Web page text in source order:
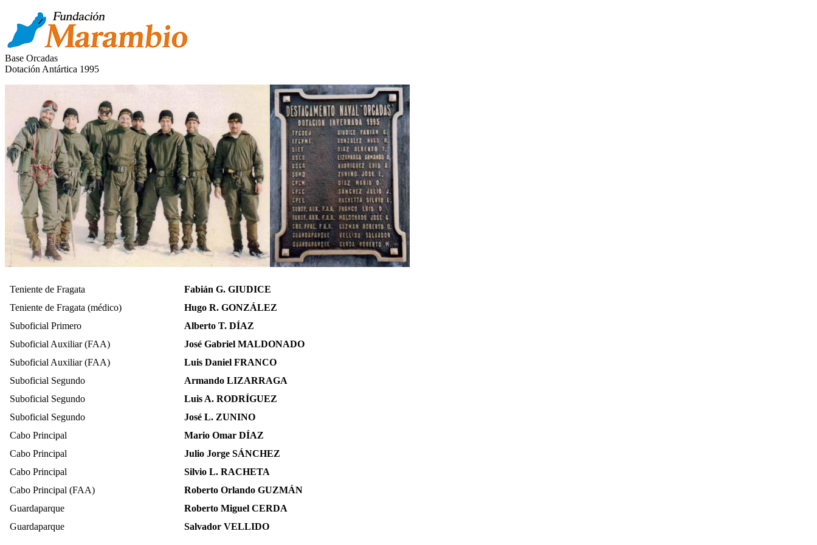
Base Orcadas
Dotación Antártica 1995
Teniente de Fragata
Fabián G. GIUDICE
Teniente de Fragata (médico)
Hugo R. GONZÁLEZ
Suboficial Primero
Alberto T. DÍAZ
Suboficial Auxiliar (FAA)
José Gabriel MALDONADO
Suboficial Auxiliar (FAA)
Luis Daniel FRANCO
Suboficial Segundo
Armando LIZARRAGA
Suboficial Segundo
Luis A. RODRÍGUEZ
Suboficial Segundo
José L. ZUNINO
Cabo Principal
Mario Omar DÍAZ
Cabo Principal
Julio Jorge SÁNCHEZ
Cabo Principal
Silvio L. RACHETA
Cabo Principal (FAA)
Roberto Orlando GUZMÁN
Guardaparque
Roberto Miguel CERDA
Guardaparque
Salvador VELLIDO